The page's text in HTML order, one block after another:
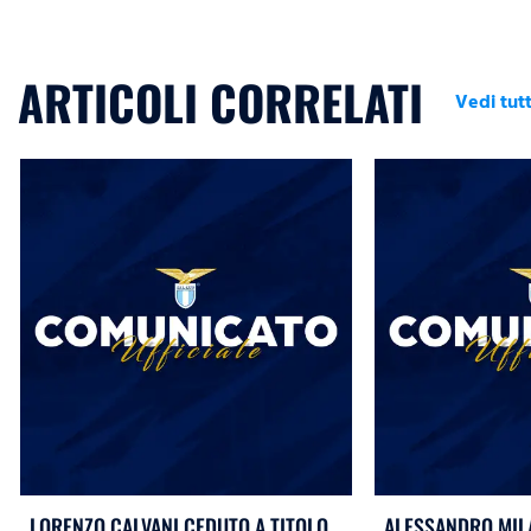
ARTICOLI CORRELATI Vedi